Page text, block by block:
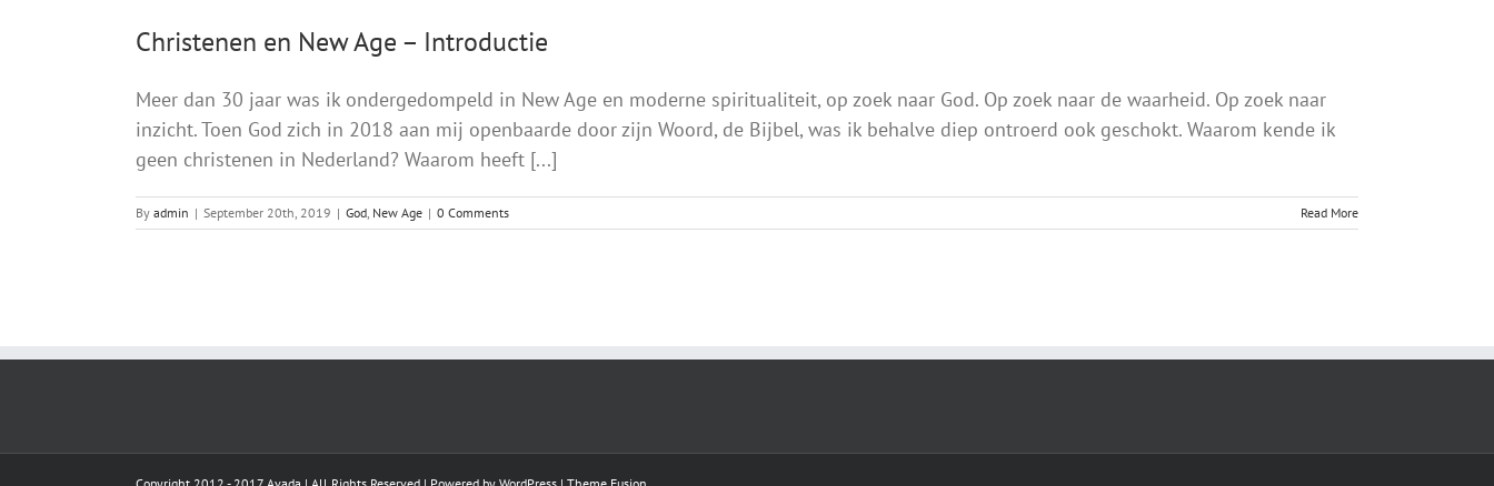
Christenen en New Age – Introductie
Meer dan 30 jaar was ik ondergedompeld in New Age en moderne spiritualiteit, op zoek naar God. Op zoek naar de waarheid. Op zoek naar
inzicht. Toen God zich in 2018 aan mij openbaarde door zijn Woord, de Bijbel, was ik behalve diep ontroerd ook geschokt. Waarom kende ik
geen christenen in Nederland? Waarom heeft [...]
By admin | September 20th, 2019 | God New Age | 0 Comments Read More